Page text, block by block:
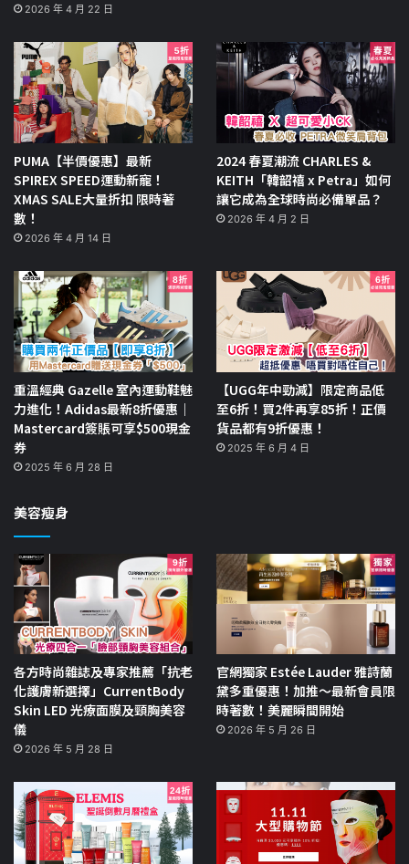
2026 年 4 月 22 日
PUMA【半價優惠】最新
SPIREX SPEED運動新寵！
XMAS SALE大量折扣 限時著
數！
2026 年 4 月 14 日
2024 春夏潮流 CHARLES &
KEITH「韓韶禧 x Petra」如何
讓它成為全球時尚必備單品？
2026 年 4 月 2 日
重溫經典 Gazelle 室內運動鞋魅
力進化！Adidas最新8折優惠｜
Mastercard簽賬可享$500現金
券
2025 年 6 月 28 日
【UGG年中勁減】限定商品低
至6折！買2件再享85折！正價
貨品都有9折優惠！
2025 年 6 月 4 日
美容瘦身
各方時尚雜誌及專家推薦「抗老
化護膚新選擇」CurrentBody
Skin LED 光療面膜及頸胸美容
儀
2026 年 5 月 28 日
官網獨家 Estée Lauder 雅詩蘭
黛多重優惠！加推～最新會員限
時著數！美麗瞬間開始
2026 年 5 月 26 日